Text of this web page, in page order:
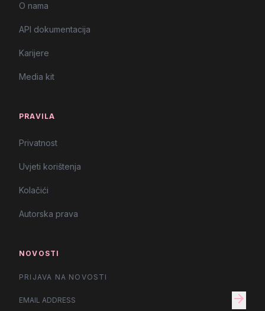
O nama
API dokumentacija
Karijere
Media kit
PRAVILA
Privatnost
Uvjeti korištenja
Kolačići
Autorska prava
NOVOSTI
PRIJAVA NA NOVOSTI
arrow_forward